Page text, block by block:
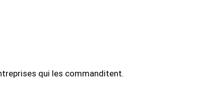
qui les commanditent.